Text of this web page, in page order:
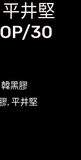
井堅
30
韓黑膠
, 平井堅